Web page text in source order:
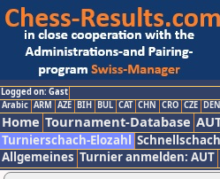
Logged on: Gast
Arabic ARM AZE BIH BUL CAT CHN CRO CZE DEN
Home Tournament-Database
Turnierschach-Elozahl
Allgemeines Turnier anmelden: AUT